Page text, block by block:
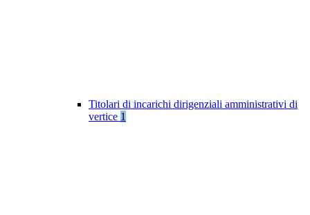
Titolari di incarichi dirigenziali amministrativi di
vertice 1